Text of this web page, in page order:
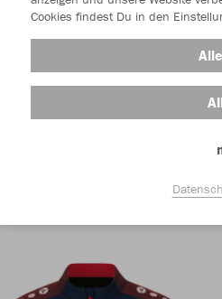
Cookies findest Du in den